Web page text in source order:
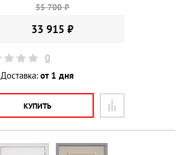
35 700 ₽
33 915 ₽
0
Доставка: от 1 дня
КУПИТЬ